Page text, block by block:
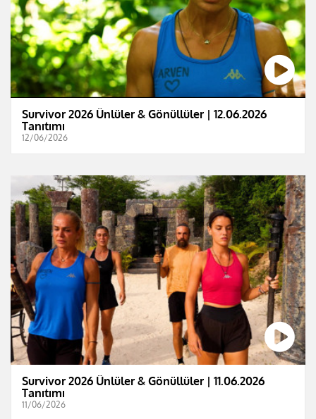
Survivor 2026 Ünlüler & Gönüllüler | 12.06.2026
Tanıtımı
12/06/2026
Survivor 2026 Ünlüler & Gönüllüler | 11.06.2026
Tanıtımı
11/06/2026